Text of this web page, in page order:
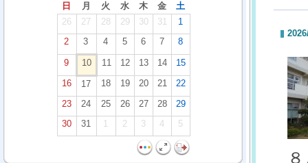
日 月 火 水 木 金
土
26
27 28 29 30 31
1
2
3 4 5 6 7 8
9 10 11 12 13 14
15
16
17 18 19 20 21
22
23
24 25 26 27 28
29
30
31 1 2 3 4 5